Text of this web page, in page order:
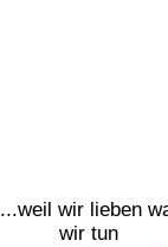
...weil wir lieben
wir tun